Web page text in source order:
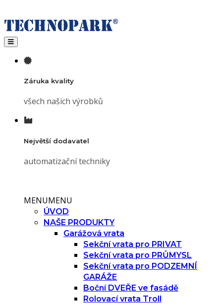
Toggle navigation
Záruka kvality
všech našich výrobků
Největší dodavatel
automatizační techniky
MENUMENU
ÚVOD
NAŠE PRODUKTY
Garážová vrata
Sekční vrata pro PRIVAT
Sekční vrata pro PRŮMYSL
Sekční vrata pro PODZEMNÍ
GARÁŽE
Boční DVEŘE ve fasádě
Rolovací vrata Troll